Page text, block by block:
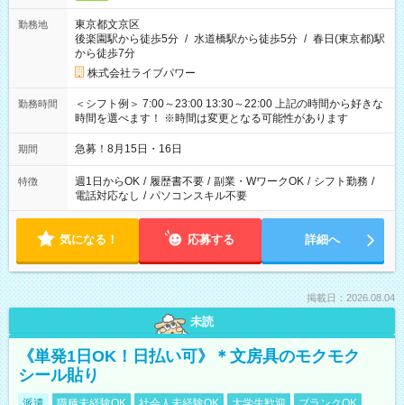
勤務地
東京都文京区
後楽園駅から徒歩5分 / 水道橋駅から徒歩5分 / 春日(東京都)駅
から徒歩7分
株式会社ライブパワー
勤務時間
＜シフト例＞ 7:00～23:00 13:30～22:00 上記の時間から好きな
時間を選べます！ ※時間は変更となる可能性があります
期間 急募！8月15日・16日
特徴 週1日からOK / 履歴書不要 / 副業・WワークOK / シフト勤務 /
電話対応なし / パソコンスキル不要
気になる！ 応募する 詳細へ
掲載日：2026.08.04
未読
《単発1日OK！日払い可》＊文房具のモクモク
シール貼り